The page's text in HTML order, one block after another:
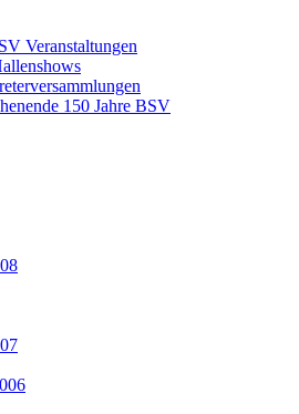
Veranstaltungen
150 Jahre BSV